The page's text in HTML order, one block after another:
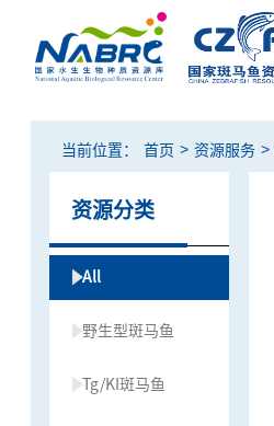
当前位置： 首页 > 资源服务 >
资源分类
All
野生型斑马鱼
Tg/KI斑马鱼